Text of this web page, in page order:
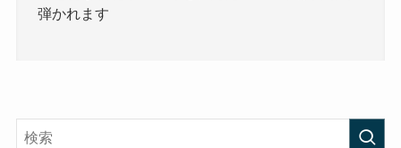
弾かれます